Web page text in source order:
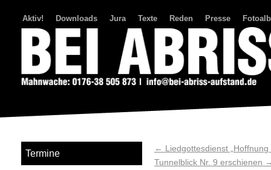
Aktiv! Downloads Jura Texte Reden Presse
← Liedgottesdienst
Tunnelblick Nr. 9 erschienen
Termine